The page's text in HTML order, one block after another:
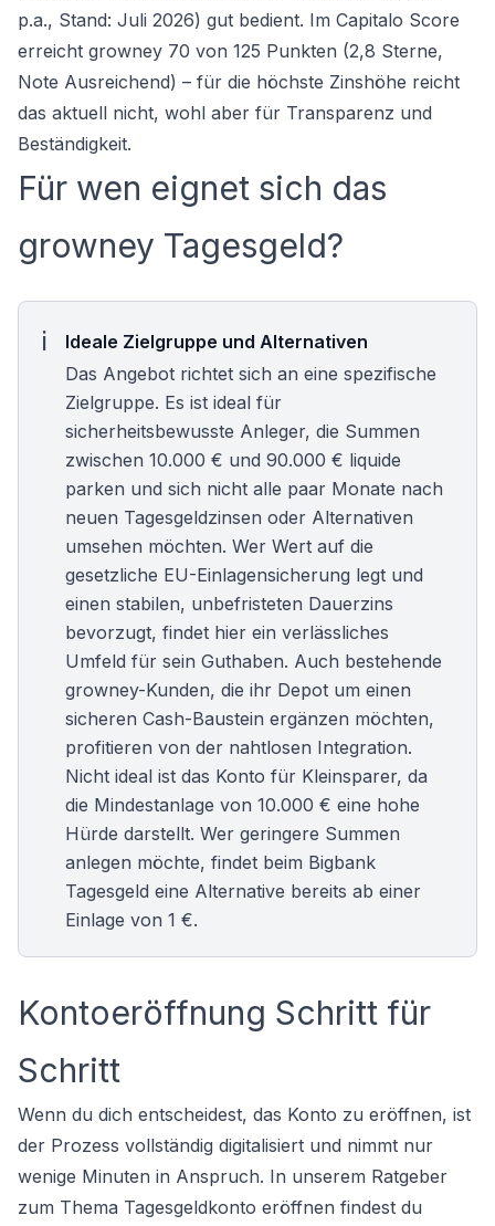
p.a., Stand: Juli 2026) gut bedient. Im Capitalo Score
erreicht growney 70 von 125 Punkten (2,8 Sterne,
Note Ausreichend) – für die höchste Zinshöhe reicht
das aktuell nicht, wohl aber für Transparenz und
Beständigkeit.
Für wen eignet sich das
growney Tagesgeld?
Ideale Zielgruppe und Alternativen
Das Angebot richtet sich an eine spezifische
Zielgruppe. Es ist ideal für
sicherheitsbewusste Anleger, die Summen
zwischen 10.000 € und 90.000 € liquide
parken und sich nicht alle paar Monate nach
neuen Tagesgeldzinsen oder Alternativen
umsehen möchten. Wer Wert auf die
gesetzliche EU-Einlagensicherung legt und
einen stabilen, unbefristeten Dauerzins
bevorzugt, findet hier ein verlässliches
Umfeld für sein Guthaben. Auch bestehende
growney-Kunden, die ihr Depot um einen
sicheren Cash-Baustein ergänzen möchten,
profitieren von der nahtlosen Integration.
Nicht ideal ist das Konto für Kleinsparer, da
die Mindestanlage von 10.000 € eine hohe
Hürde darstellt. Wer geringere Summen
anlegen möchte, findet beim Bigbank
Tagesgeld eine Alternative bereits ab einer
Einlage von 1 €.
Kontoeröffnung Schritt für
Schritt
Wenn du dich entscheidest, das Konto zu eröffnen, ist
der Prozess vollständig digitalisiert und nimmt nur
wenige Minuten in Anspruch. In unserem Ratgeber
zum Thema Tagesgeldkonto eröffnen findest du